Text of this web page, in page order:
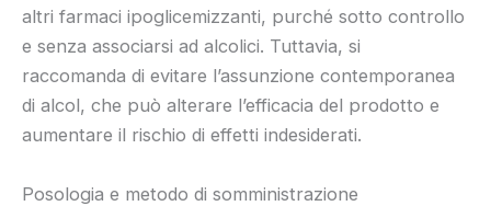
altri farmaci ipoglicemizzanti, purché sotto controllo
e senza associarsi ad alcolici. Tuttavia, si
raccomanda di evitare l’assunzione contemporanea
di alcol, che può alterare l’efficacia del prodotto e
aumentare il rischio di effetti indesiderati.
Posologia e metodo di somministrazione